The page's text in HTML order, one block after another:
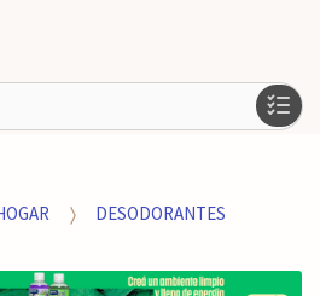
DESODORANTES